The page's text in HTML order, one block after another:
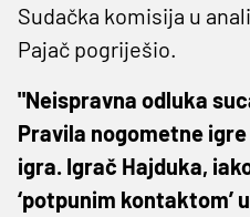
Sudačka komisija u
Pajač pogriješio.
"Neispravna odluka
Pravila nogometne
igra. Igrač Hajduka,
‘potpunim kontaktom’